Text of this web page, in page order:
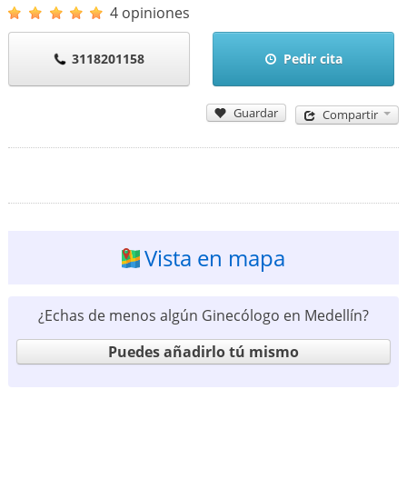
4 opiniones
3118201158 Pedir cita
Guardar Compartir
Vista en mapa
¿Echas de menos algún Ginecólogo en Medellín?
Puedes añadirlo tú mismo